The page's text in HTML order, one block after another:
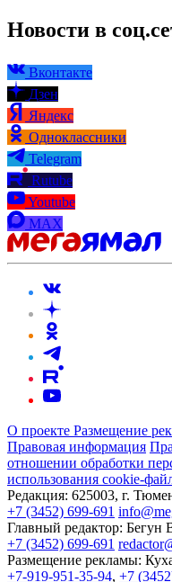
Новости в
Вконтакте
Дзен
Яндекс
Одноклассники
Telegram
Rutube
Youtube
MAX
О проекте Размещение
Правовая информация
отношении обработки
использования cookie-
Редакция: 625003, г.
+7 (3452) 699-691
Главный редактор: Бегун
+7 (3452) 699-691
Размещение рекламы:
+7-919-951-35-94, +7